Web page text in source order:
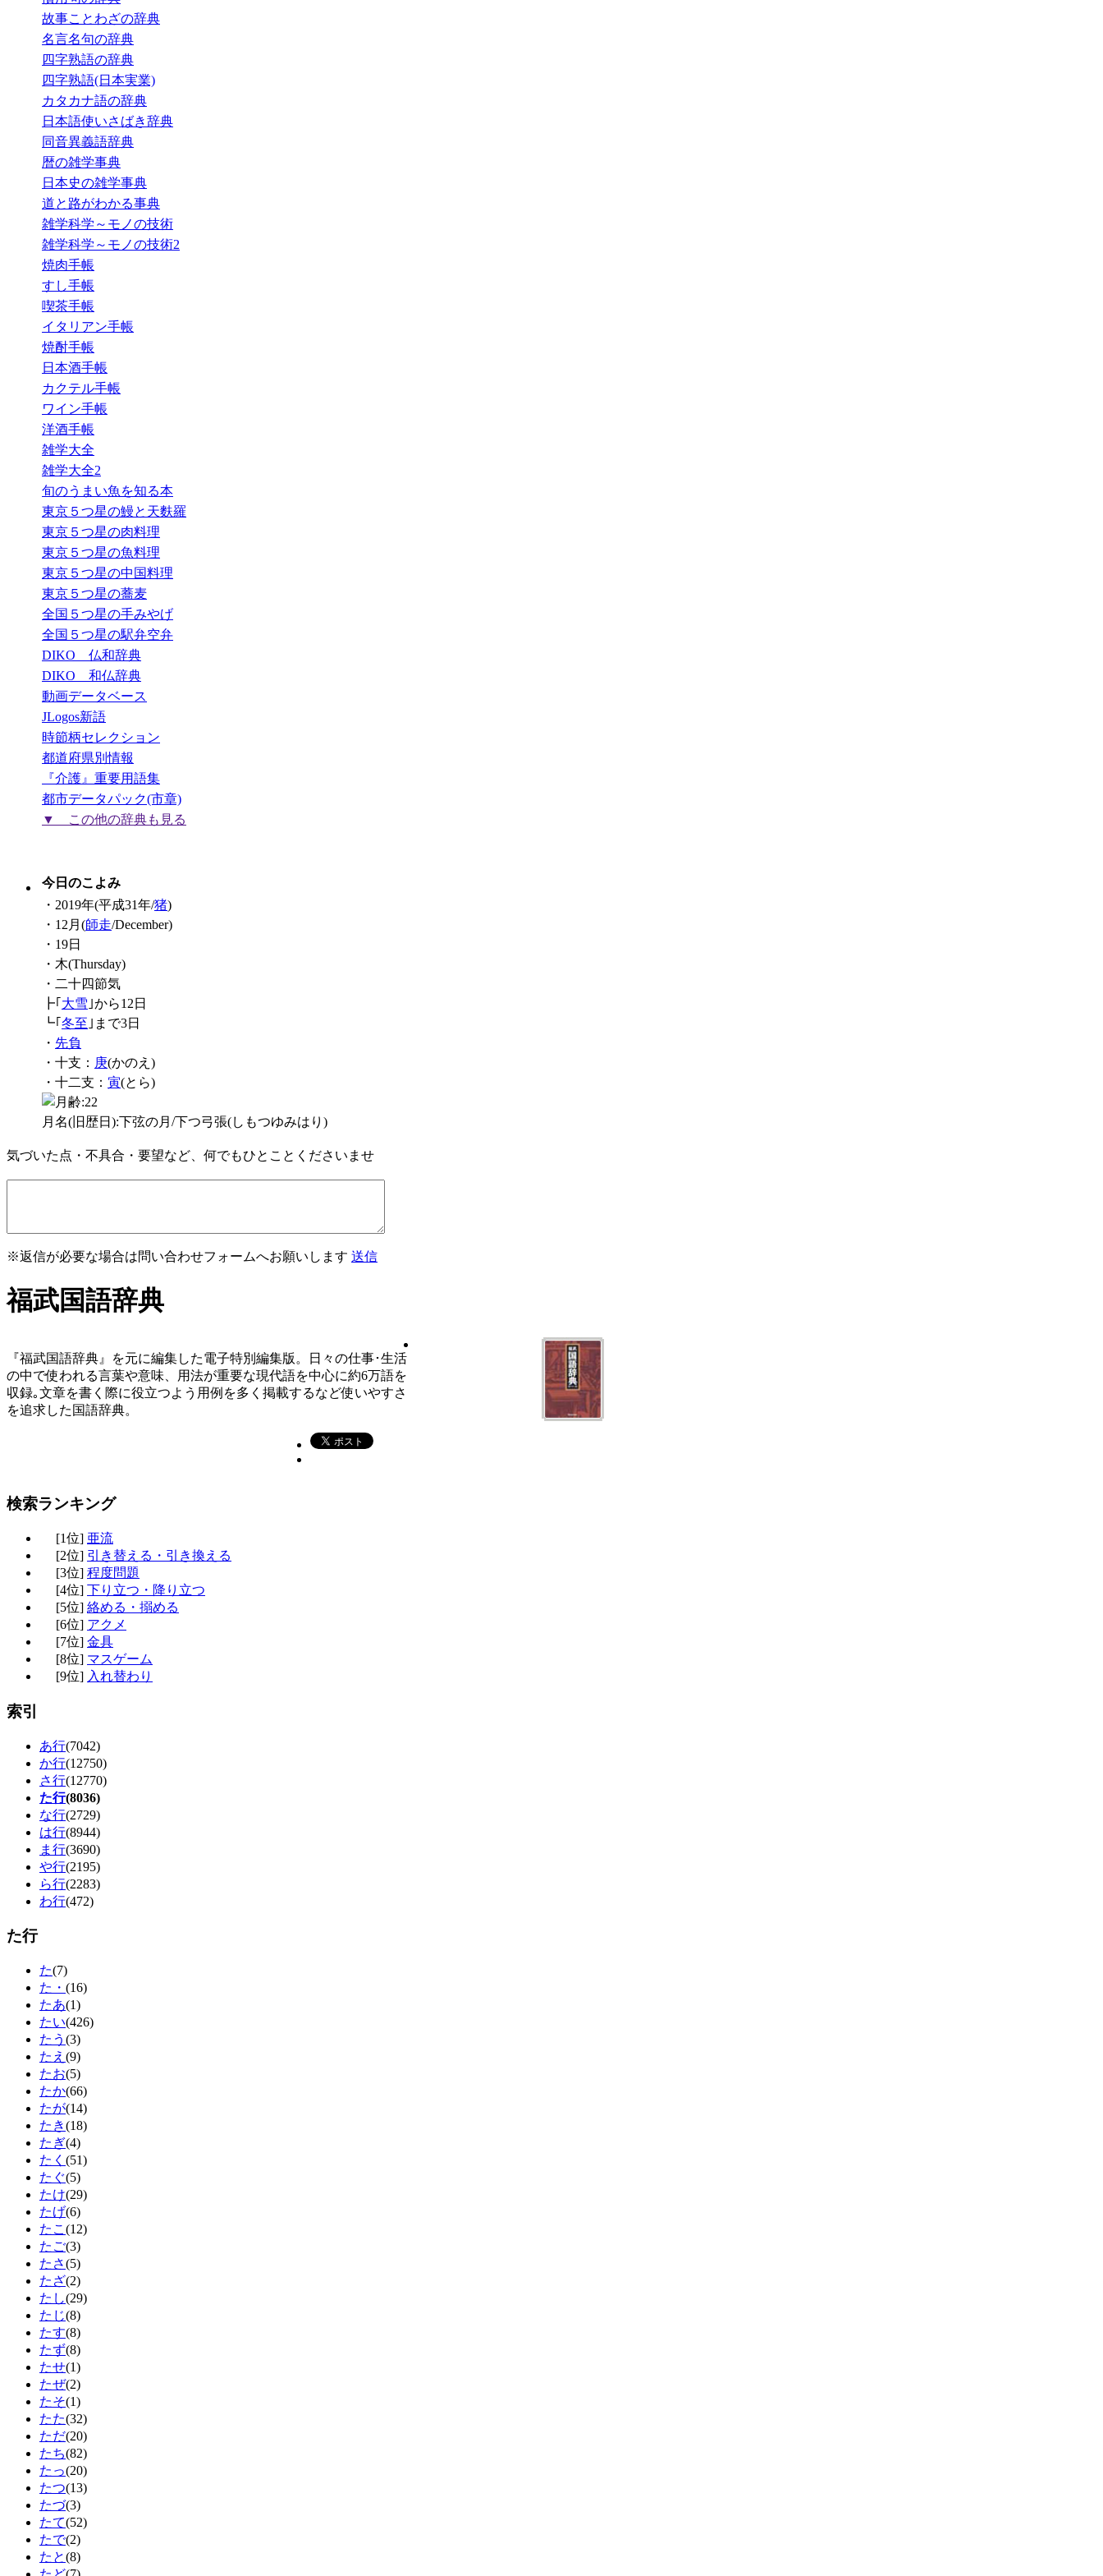
故事ことわざの辞典
名言名句の辞典
四字熟語の辞典
四字熟語(日本実業)
カタカナ語の辞典
日本語使いさばき辞典
同音異義語辞典
暦の雑学事典
日本史の雑学事典
道と路がわかる事典
雑学科学～モノの技術
雑学科学～モノの技術2
焼肉手帳
すし手帳
喫茶手帳
イタリアン手帳
焼酎手帳
日本酒手帳
カクテル手帳
ワイン手帳
洋酒手帳
雑学大全
雑学大全2
旬のうまい魚を知る本
東京５つ星の鰻と天麩羅
東京５つ星の肉料理
東京５つ星の魚料理
東京５つ星の中国料理
東京５つ星の蕎麦
全国５つ星の手みやげ
全国５つ星の駅弁空弁
DIKO 仏和辞典
DIKO 和仏辞典
動画データベース
JLogos新語
時節柄セレクション
都道府県別情報
『介護』重要用語集
都市データパック(市章)
▼ この他の辞典も見る
今日のこよみ
・2019年(平成31年/猪)
・12月(師走/December)
・19日
・木(Thursday)
・二十四節気
┣｢ 大雪 ｣から12日
┗｢ 冬至 ｣まで3日
・ 先負
・十支： 庚(かのえ)
・十二支： 寅(とら)
月名(旧歴日):下弦の月/下つ弓張(しもつゆみはり)
気づいた点・不具合・要望など、何でもひとことくださいませ
※返信が必要な場合は問い合わせフォームへお願いします 送信
福武国語辞典
『福武国語辞典』を元に編集した電子特別編集版。日々の仕事･生活
の中で使われる言葉や意味、用法が重要な現代語を中心に約6万語を
収録｡文章を書く際に役立つよう用例を多く掲載するなど使いやすさ
を追求した国語辞典。
検索ランキング
[1位] 亜流
[2位] 引き替える・引き換える
[3位] 程度問題
[4位] 下り立つ・降り立つ
[5位] 絡める・搦める
[6位] アクメ
[7位] 金具
[8位] マスゲーム
[9位] 入れ替わり
索引
あ行(7042)
か行(12750)
さ行(12770)
た行(8036)
な行(2729)
は行(8944)
ま行(3690)
や行(2195)
ら行(2283)
わ行(472)
た行
た(7)
た・ (16)
たあ(1)
たい(426)
たう (3)
たえ (9)
たお(5)
たか(66)
たが(14)
たき(18)
たぎ(4)
たく (51)
たぐ(5)
たけ(29)
たげ(6)
たこ (12)
たご(3)
たさ(5)
たざ(2)
たし(29)
たじ(8)
たす(8)
たず(8)
たせ(1)
たぜ(2)
たそ(1)
たた(32)
ただ(20)
たち(82)
たっ(20)
たつ(13)
たづ(3)
たて(52)
たで(2)
たと(8)